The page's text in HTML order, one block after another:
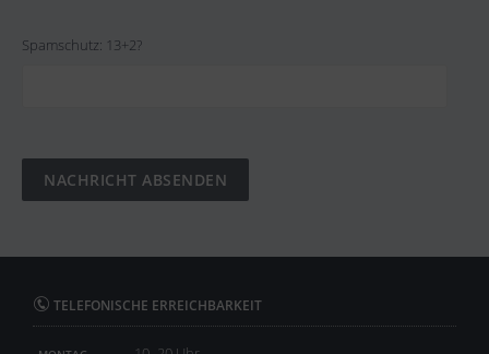
Spamschutz: 13+2?
TELEFONISCHE ERREICHBARKEIT